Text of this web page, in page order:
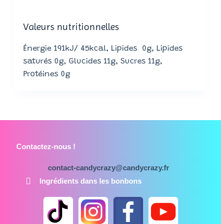
Valeurs nutritionnelles
Énergie 191kJ/ 45kcal, Lipides 0g, Lipides
saturés 0g, Glucides 11g, Sucres 11g,
Protéines 0g
Contactez-nous !
contact-candycrazy@candycrazy.fr
Ingrédients dans les bonbons